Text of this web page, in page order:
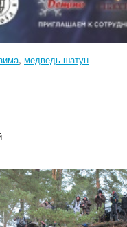
, медведь-шатун